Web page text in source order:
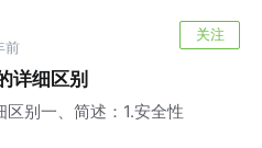
前
关注
详细区别
别一、简述：1.安全性